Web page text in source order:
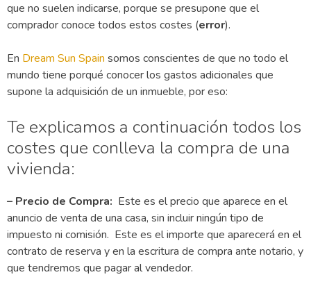
que no suelen indicarse, porque se presupone que el
comprador conoce todos estos costes (error).
En Dream Sun Spain somos conscientes de que no todo el
mundo tiene porqué conocer los gastos adicionales que
supone la adquisición de un inmueble, por eso:
Te explicamos a continuación todos los
costes que conlleva la compra de una
vivienda:
– Precio de Compra: Este es el precio que aparece en el
anuncio de venta de una casa, sin incluir ningún tipo de
impuesto ni comisión. Este es el importe que aparecerá en el
contrato de reserva y en la escritura de compra ante notario, y
que tendremos que pagar al vendedor.